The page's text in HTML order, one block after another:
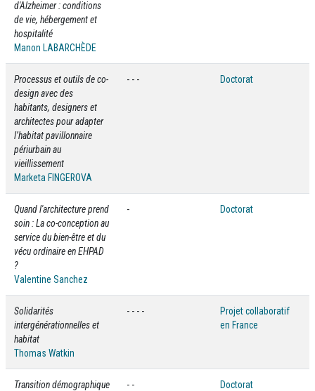
d'Alzheimer : conditions
de vie, hébergement et
hospitalité
Manon LABARCHÈDE
Processus et outils de co-
design avec des
habitants, designers et
architectes pour adapter
l’habitat pavillonnaire
périurbain au
vieillissement
Marketa FINGEROVA
- - - Doctorat
Quand l'architecture prend
soin : La co-conception au
service du bien-être et du
vécu ordinaire en EHPAD
?
Valentine Sanchez
- Doctorat
Solidarités
intergénérationnelles et
habitat
Thomas Watkin
- - - -
Projet collaboratif
en France
Transition démographique
- - Doctorat